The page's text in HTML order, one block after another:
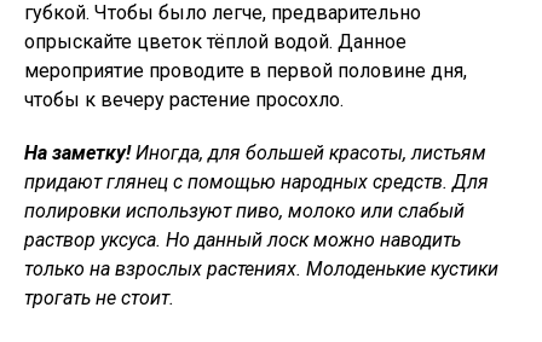
губкой. Чтобы было легче, предварительно
опрыскайте цветок тёплой водой. Данное
мероприятие проводите в первой половине дня,
чтобы к вечеру растение просохло.
На заметку!Иногда, для большей красоты, листьям
придают глянец с помощью народных средств. Для
полировки используют пиво, молоко или слабый
раствор уксуса. Но данный лоск можно наводить
только на взрослых растениях. Молоденькие кустики
трогать не стоит.